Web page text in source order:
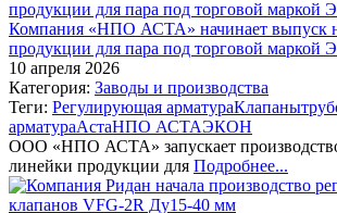
Компания «НПО АСТА» начинает выпуск
продукции для пара под торговой маркой
10 апреля 2026
Категория: Заводы и производства
Теги: Регулирующая арматураКлапаны
арматураАстаНПО АСТАЭКОН
ООО «НПО АСТА» запускает
линейки продукции для Подробнее...